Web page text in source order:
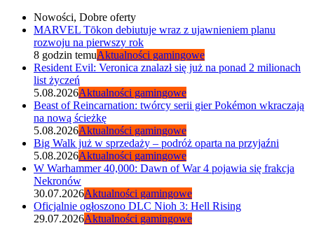
Nowości, Dobre oferty
MARVEL Tōkon debiutuje wraz z ujawnieniem planu
rozwoju na pierwszy rok
8 godzin temuAktualności gamingowe
Resident Evil: Veronica znalazł się już na ponad 2 milionach
list życzeń
5.08.2026Aktualności gamingowe
Beast of Reincarnation: twórcy serii gier Pokémon wkraczają
na nową ścieżkę
5.08.2026Aktualności gamingowe
Big Walk już w sprzedaży – podróż oparta na przyjaźni
5.08.2026Aktualności gamingowe
W Warhammer 40,000: Dawn of War 4 pojawia się frakcja
Nekronów
30.07.2026Aktualności gamingowe
Oficjalnie ogłoszono DLC Nioh 3: Hell Rising
29.07.2026Aktualności gamingowe